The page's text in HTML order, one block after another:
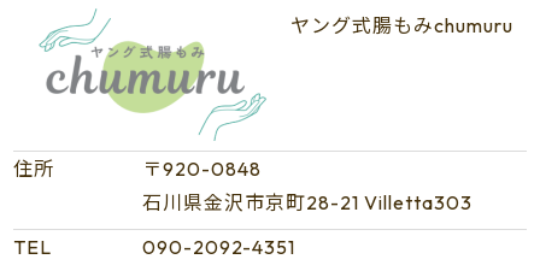
ヤング式腸もみchumuru
住所
〒920-0848
石川県金沢市京町28-21 Villetta303
TEL
090-2092-4351